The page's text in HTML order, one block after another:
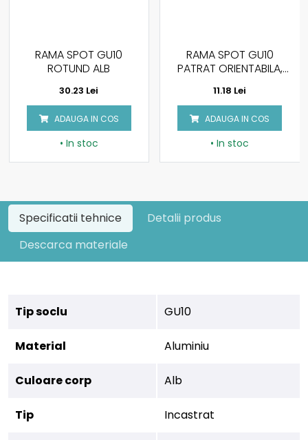
RAMA SPOT GU10
ROTUND ALB
30.23 Lei
ADAUGA IN COS
• In stoc
RAMA SPOT GU10
PATRAT ORIENTABILA,
11.18 Lei
ADAUGA IN COS
• In stoc
Specificatii tehnice
Detalii produs
Descarca materiale
Tip soclu GU10
Material Aluminiu
Culoare corp Alb
Tip Incastrat